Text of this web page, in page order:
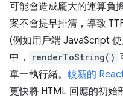
可能會造成龐大的運算負
案不會提早排清，導致
(例如用戶端 JavaScript
中，
renderToString()
單一執行緒。 較新的
更快將 HTML 回應的初始